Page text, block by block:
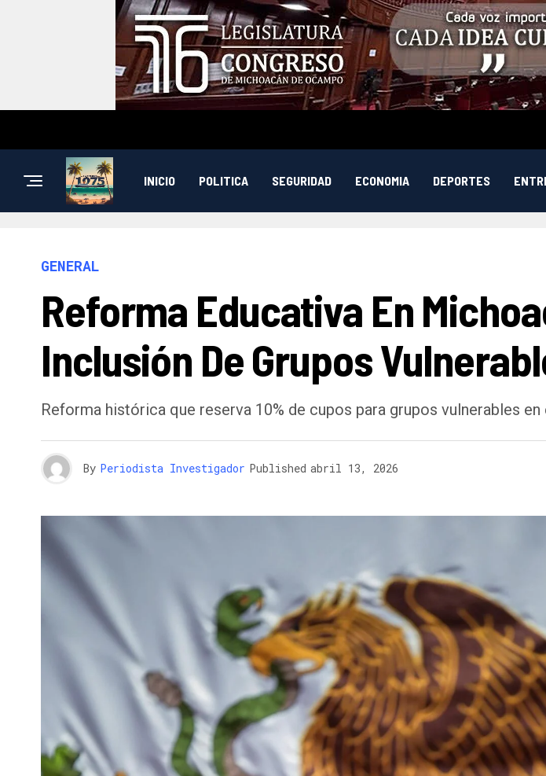
INICIO POLITICA SEGURIDAD ECONOMIA DEPORTES
GENERAL
Reforma Educativa En
Inclusión De Grupos
Reforma histórica que reserva 10% de cupos para grupos vulnerables en
By Periodista Investigador Published abril 13, 2026